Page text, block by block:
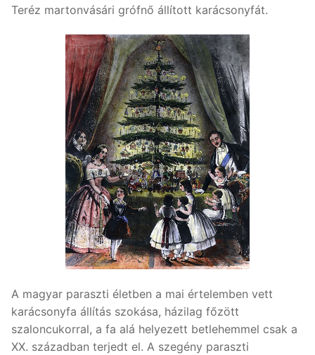
Teréz martonvásári grófnő állított karácsonyfát.
A magyar paraszti életben a mai értelemben vett
karácsonyfa állítás szokása, házilag főzött
szaloncukorral, a fa alá helyezett betlehemmel csak a
XX. században terjedt el. A szegény paraszti